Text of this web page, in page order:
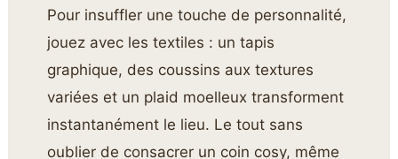
Pour insuffler une touche de personnalité,
jouez avec les textiles : un tapis
graphique, des coussins aux textures
variées et un plaid moelleux transforment
instantanément le lieu. Le tout sans
oublier de consacrer un coin cosy, même